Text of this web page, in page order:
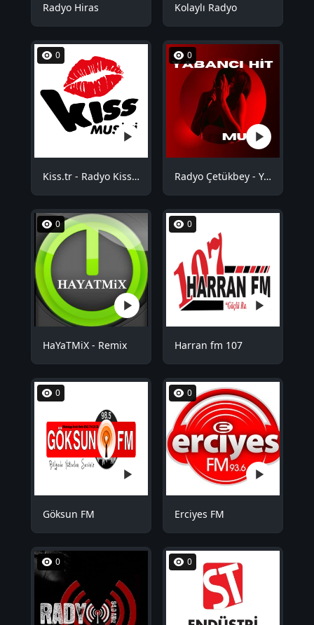
Radyo Hiras Kolaylı Radyo
0
Kiss.tr - Radyo Kiss Musiki
0
Radyo Çetükbey - Yabancı Hit
0
HaYaTMiX - Remix
0
Harran fm 107
0
Göksun FM
0
Erciyes FM
0 0